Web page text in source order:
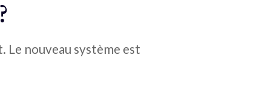
Le nouveau système est